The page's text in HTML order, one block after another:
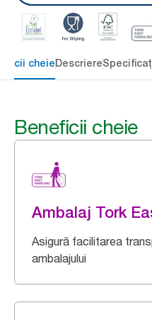
cheieDescriere
Beneficii cheie
Ambalaj Tork
Asigură facilitarea
ambalajului